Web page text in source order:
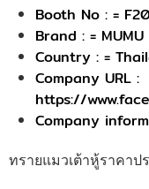
Booth No : =
Brand : = MUMU
Country : =
Company URL :
https://
Company
ทรายแมวเต้าหู้ราคา